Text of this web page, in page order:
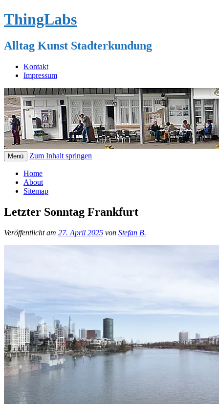
ThingLabs
Alltag Kunst Stadterkundung
Kontakt
Impressum
Menü Zum Inhalt springen
Home
About
Sitemap
Letzter Sonntag Frankfurt
Veröffentlicht am 27. April 2025 von Stefan B.